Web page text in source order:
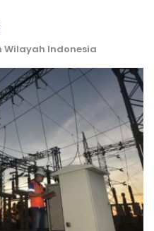
Wilayah Indonesia